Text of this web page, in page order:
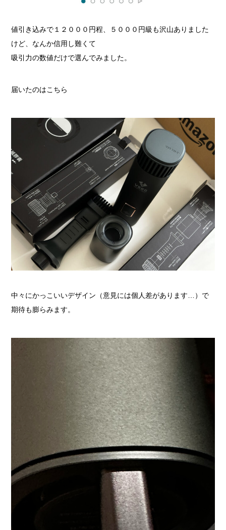
値引き込みで１２０００円程、５０００円級も沢山ありました
けど、なんか信用し難くて
吸引力の数値だけで選んでみました。
届いたのはこちら
中々にかっこいいデザイン（意見には個人差があります…）で
期待も膨らみます。